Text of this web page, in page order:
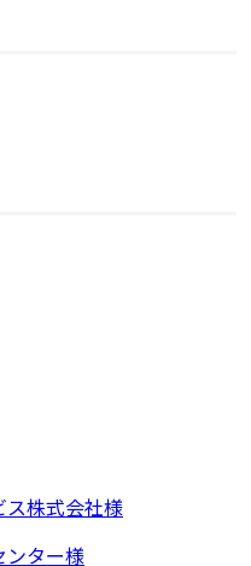
ス株式会社様
ンター様